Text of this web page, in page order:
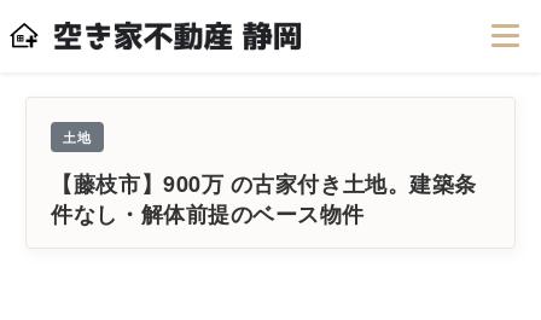
土地
【藤枝市】900万 の古家付き土地。建築条
件なし・解体前提のベース物件